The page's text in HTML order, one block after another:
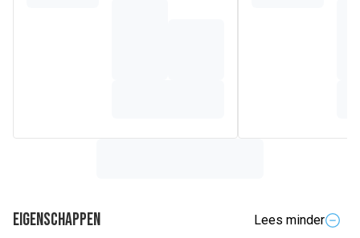
Eigenschappen
Lees minder